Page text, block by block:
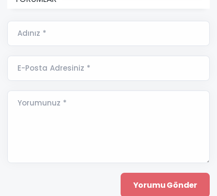
Adınız *
E-Posta Adresiniz *
Yorumunuz *